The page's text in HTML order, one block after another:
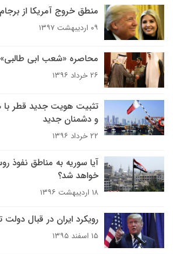
منطق خروج آمریکا از
۰۹ اردیبهشت ۱۳۹۷
محاصره «شعب ابی
۲۶ خرداد ۱۳۹۶
تثبیت هویت جدید قطر
و دشمنان جدید
۲۲ خرداد ۱۳۹۶
آیا سوریه به مناطق نفوذ
خواهد شد؟
۱۸ اردیبهشت ۱۳۹۶
رویکرد ایران در قبال دولت
۱۵ اسفند ۱۳۹۵